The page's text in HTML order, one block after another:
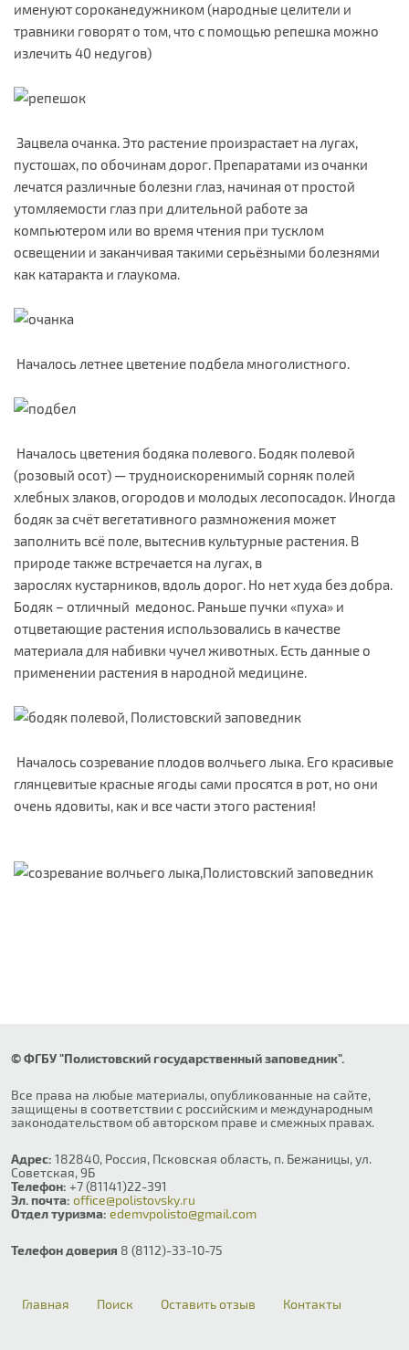
именуют сороканедужником (народные целители и
травники говорят о том, что с помощью репешка можно
излечить 40 недугов)
Зацвела очанка. Это растение произрастает на лугах,
пустошах, по обочинам дорог. Препаратами из очанки
лечатся различные болезни глаз, начиная от простой
утомляемости глаз при длительной работе за
компьютером или во время чтения при тусклом
освещении и заканчивая такими серьёзными болезнями
как катаракта и глаукома.
Началось летнее цветение подбела многолистного.
Началось цветения бодяка полевого. Бодяк полевой
(розовый осот) — трудноискоренимый сорняк полей
хлебных злаков, огородов и молодых лесопосадок. Иногда
бодяк за счёт вегетативного размножения может
заполнить всё поле, вытеснив культурные растения. В
природе также встречается на лугах, в
зарослях кустарников, вдоль дорог. Но нет худа без добра.
Бодяк – отличный медонос. Раньше пучки «пуха» и
отцветающие растения использовались в качестве
материала для набивки чучел животных. Есть данные о
применении растения в народной медицине.
Началось созревание плодов волчьего лыка. Его красивые
глянцевитые красные ягоды сами просятся в рот, но они
очень ядовиты, как и все части этого растения!
© ФГБУ "Полистовский государственный заповедник".
Все права на любые материалы, опубликованные на сайте,
защищены в соответствии с российским и международным
законодательством об авторском праве и смежных правах.
Адрес: 182840, Россия, Псковская область, п. Бежаницы, ул.
Советская, 9Б
Телефон: +7 (81141)22-391
Эл. почта: office@polistovsky.ru
Отдел туризма: edemvpolisto@gmail.com
Телефон доверия 8 (8112)-33-10-75
Главная Поиск Оставить отзыв Контакты